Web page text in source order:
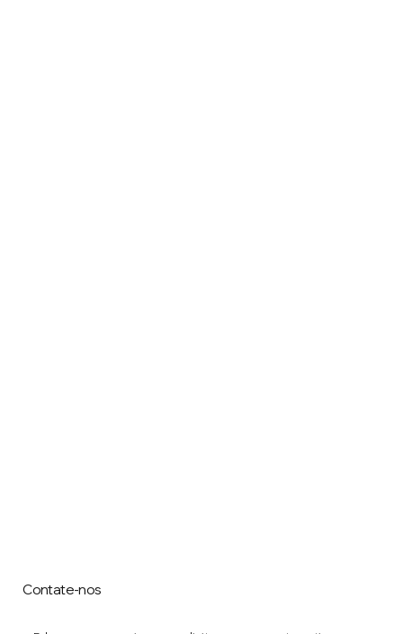
Contate-nos